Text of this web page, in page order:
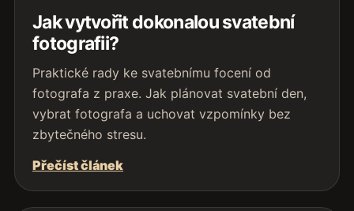
Jak vytvořit dokonalou svatební
fotografii?
Praktické rady ke svatebnímu focení od
fotografa z praxe. Jak plánovat svatební den,
vybrat fotografa a uchovat vzpomínky bez
zbytečného stresu.
Přečíst článek